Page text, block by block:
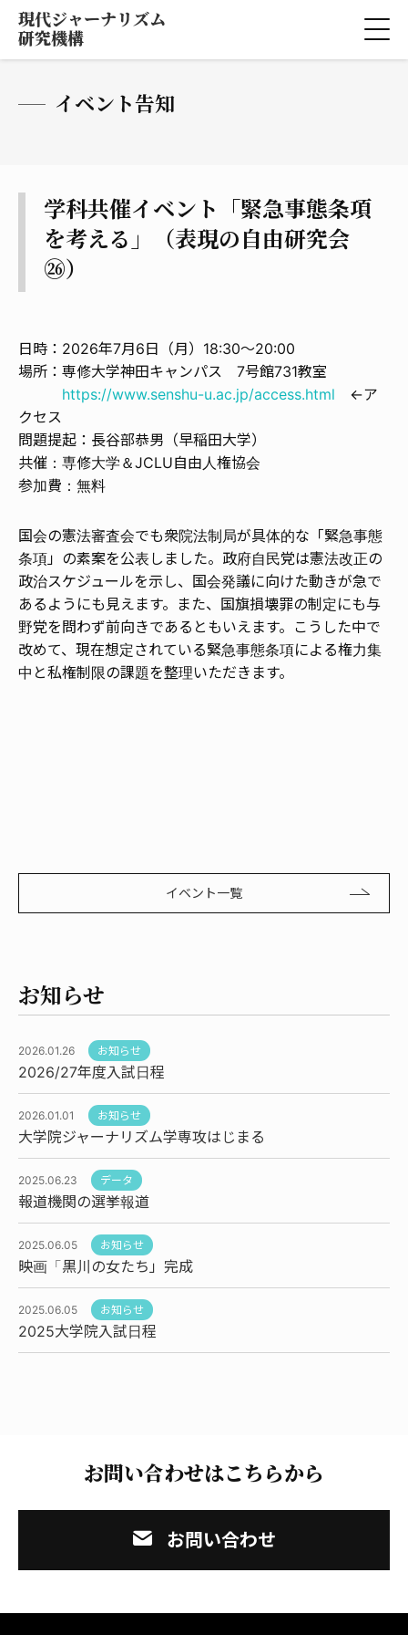
現代ジャーナリズム
研究機構
イベント告知
学科共催イベント「緊急事態条項
を考える」（表現の自由研究会
㉖）
日時：2026年7月6日（月）18:30～20:00
場所：専修大学神田キャンパス 7号館731教室
https://www.senshu-u.ac.jp/access.html ←ア
クセス
問題提起：長谷部恭男（早稲田大学）
共催：専修大学＆JCLU自由人権協会
参加費：無料
国会の憲法審査会でも衆院法制局が具体的な「緊急事態
条項」の素案を公表しました。政府自民党は憲法改正の
政治スケジュールを示し、国会発議に向けた動きが急で
あるようにも見えます。また、国旗損壊罪の制定にも与
野党を問わず前向きであるともいえます。こうした中で
改めて、現在想定されている緊急事態条項による権力集
中と私権制限の課題を整理いただきます。
イベント一覧
お知らせ
2026.01.26 お知らせ
2026/27年度入試日程
2026.01.01 お知らせ
大学院ジャーナリズム学専攻はじまる
2025.06.23 データ
報道機関の選挙報道
2025.06.05 お知らせ
映画「黒川の女たち」完成
2025.06.05 お知らせ
2025大学院入試日程
お問い合わせはこちらから
お問い合わせ